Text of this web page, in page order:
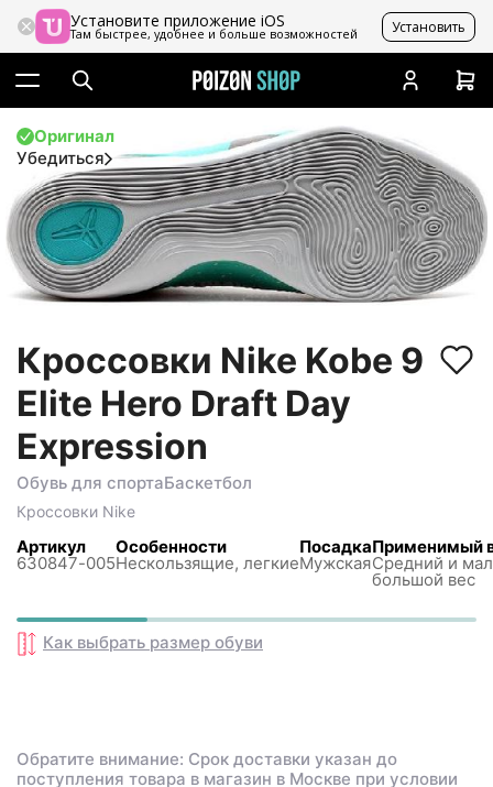
Установите приложение iOS
Там быстрее, удобнее и больше возможностей Установить
Оригинал
Убедиться
Кроссовки Nike Kobe 9
Elite Hero Draft Day
Expression
Обувь для спортаБаскетбол
Кроссовки Nike
Артикул
630847-005
Особенности
Нескользящиe, легкие
Посадка
Мужская
Применимый
Средний и
большой вес
Как выбрать размер обуви
Обратите внимание: Срок доставки указан до
поступления товара в магазин в Москве при условии